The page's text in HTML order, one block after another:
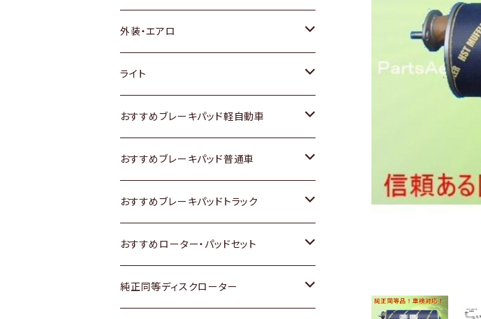
トヨタ
ホンダ
スズキ
日産
いすゞ
ダイハツ
マツダ
外装・エアロ
トヨタ
ホンダ
スズキ
日産
いすゞ
ダイハツ
ライト
トヨタ
スズキ
日産
いすゞ
ダイハツ
おすすめブレーキパッド軽自動車
トヨタ
ホンダ
スズキ
日産
おすすめブレーキパッド普通車
トヨタ
ホンダ
スズキ
おすすめブレーキパッドトラック
トヨタ
日産
おすすめローター・パッドセット
トヨタ
純正同等ディスクローター